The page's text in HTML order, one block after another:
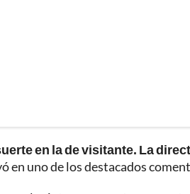
en la de visitante. La
en uno de los destacados